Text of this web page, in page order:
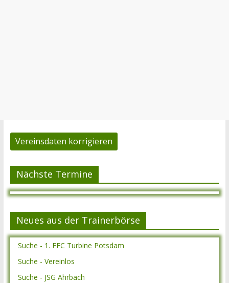
Vereinsdaten korrigieren
Nächste Termine
Neues aus der Trainerbörse
Suche - 1. FFC Turbine Potsdam
Suche - Vereinlos
Suche - JSG Ahrbach